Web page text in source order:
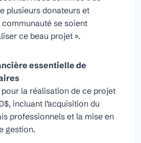
plusieurs donateurs et
se soient
ce beau projet ».
essentielle de
la réalisation de ce projet
incluant l’acquisition du
professionnels et la mise en
gestion.